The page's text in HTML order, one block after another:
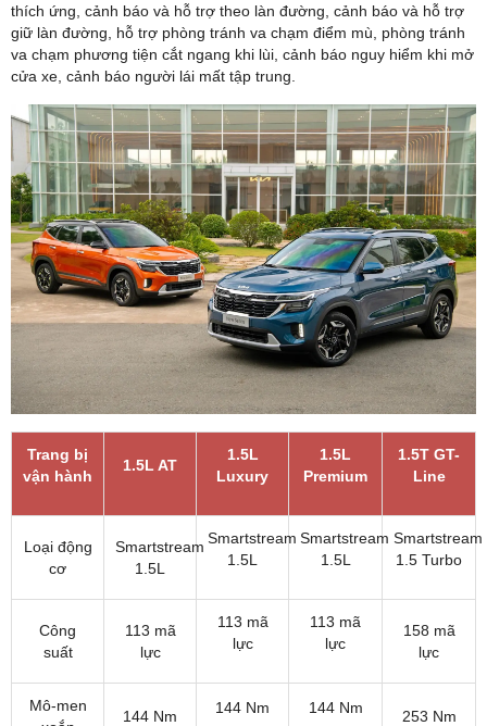
thích ứng, cảnh báo và hỗ trợ theo làn đường, cảnh báo và hỗ trợ
giữ làn đường, hỗ trợ phòng tránh va chạm điểm mù, phòng tránh
va chạm phương tiện cắt ngang khi lùi, cảnh báo nguy hiểm khi mở
cửa xe, cảnh báo người lái mất tập trung.
Trang bị
vận hành
1.5L AT
1.5L
Luxury
1.5L
Premium
1.5T GT-
Line
Loại động
cơ
Smartstream
1.5L
Smartstream
1.5L
Smartstream
1.5L
Smartstream
1.5 Turbo
Công
suất
113 mã
lực
113 mã
lực
113 mã
lực
158 mã
lực
Mô-men
144 Nm 144 Nm 144 Nm 253 Nm